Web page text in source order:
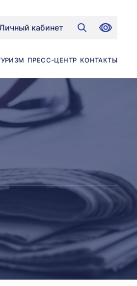
кабинет
ПРЕСС-ЦЕНТР КОНТАКТЫ